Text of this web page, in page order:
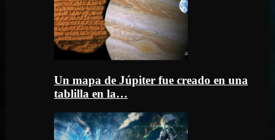
Un mapa de Júpiter fue creado en una
tablilla en la…